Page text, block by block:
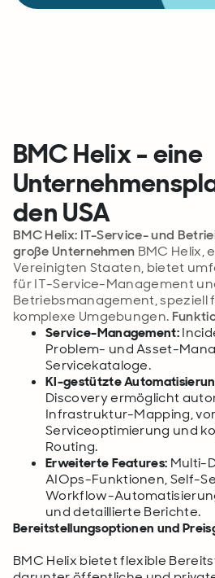
BMC Helix - eine
den USA
BMC Helix: IT-Service- und
große Unternehmen BMC Helix,
Vereinigten Staaten, bietet
für IT-Service-Management
Betriebsmanagement, speziell
komplexe Umgebungen.
Service-Management:
Problem- und Asset-
Servicekataloge.
KI-gestützte
Discovery ermöglicht
Infrastruktur-Mapping,
Serviceoptimierung und
Routing.
Erweiterte Features: Multi-
AIOps-Funktionen, Self-
Workflow-
und detaillierte Berichte.
Bereitstellungsoptionen und
BMC Helix bietet flexible